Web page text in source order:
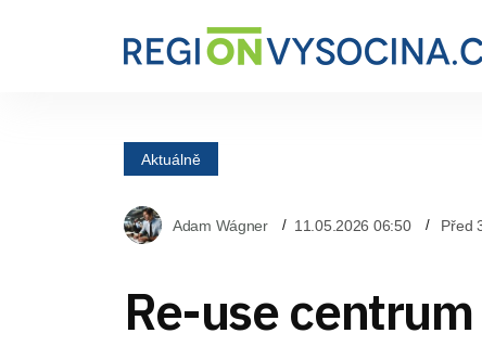
Aktuálně
Adam Wágner 11.05.2026 06:50 Před
Re-use